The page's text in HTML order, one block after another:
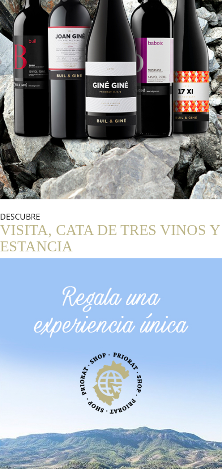
DESCUBRE
VISITA, CATA DE TRES VINOS Y
ESTANCIA